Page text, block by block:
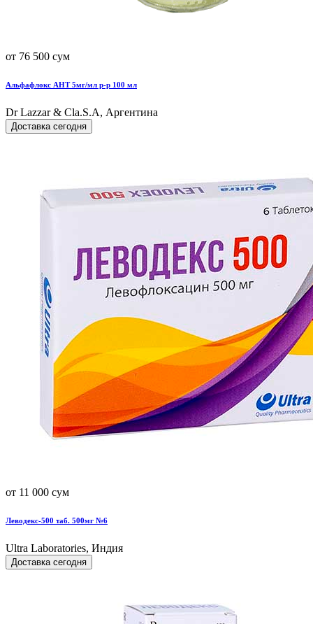
от 76 500 сум
Альфафлокс АНТ 5мг/мл р-р 100 мл
Dr Lazzar & Cla.S.A, Аргентина
Доставка сегодня
от 11 000 сум
Леводекс-500 таб. 500мг №6
Ultra Laboratories, Индия
Доставка сегодня